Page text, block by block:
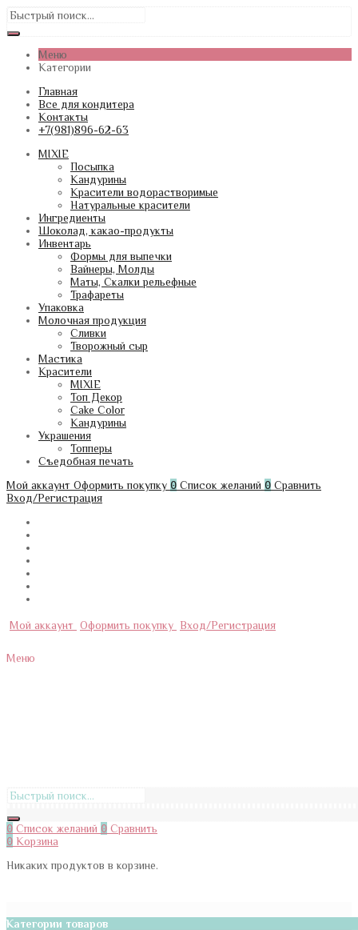
Меню
Категории
Главная
Все для кондитера
Контакты
+7(981)896-62-63
MIXIE
Посыпка
Кандурины
Красители водорастворимые
Натуральные красители
Ингредиенты
Шоколад, какао-продукты
Инвентарь
Формы для выпечки
Вайнеры, Молды
Маты, Скалки рельефные
Трафареты
Упаковка
Молочная продукция
Сливки
Творожный сыр
Мастика
Красители
MIXIE
Топ Декор
Cake Color
Кандурины
Украшения
Топперы
Съедобная печать
Мой аккаунт Оформить покупку 0 Список желаний 0 Сравнить
Вход/Регистрация
Мой аккаунт Оформить покупку Вход/Регистрация
Меню
0 Список желаний 0 Сравнить
0 Корзина
Никаких продуктов в корзине.
Категории товаров